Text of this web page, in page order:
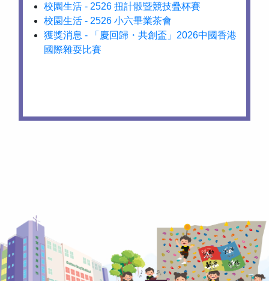
校園生活 - 2526 扭計骰暨競技疊杯賽
校園生活 - 2526 小六畢業茶會
獲獎消息 - 「慶回歸・共創盃」2026中國香港
國際雜耍比賽